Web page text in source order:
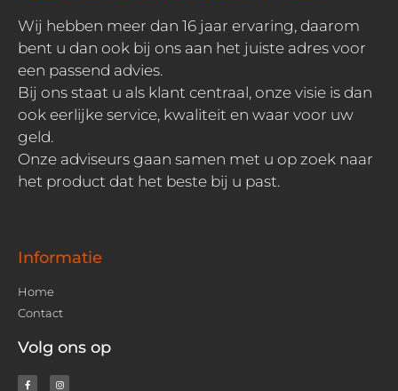
Wij hebben meer dan 16 jaar ervaring, daarom
bent u dan ook bij ons aan het juiste adres voor
een passend advies.
Bij ons staat u als klant centraal, onze visie is dan
ook eerlijke service, kwaliteit en waar voor uw
geld.
Onze adviseurs gaan samen met u op zoek naar
het product dat het beste bij u past.
Informatie
Home
Contact
Volg ons op